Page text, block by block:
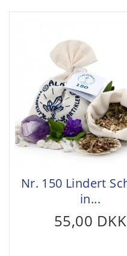
Nr. 150 Lindert
in...
55,00 DKK